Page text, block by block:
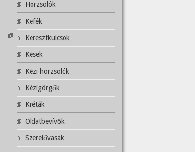
Horzsolók
Kefék
Keresztkulcsok
Kések
Kézi horzsolók
Kézigörgők
Kréták
Oldatbevívők
Szerelővasak